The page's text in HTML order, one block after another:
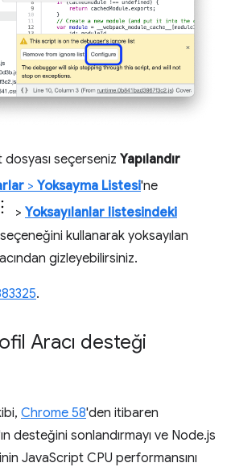
dosyası seçerseniz Yapılandır
> Yoksayma Listesi'ne
> Yoksayılanlar listesindeki
seçeneğini kullanarak yoksayılan
gizleyebilirsiniz.
.
Aracı desteği
Chrome 58'den itibaren
desteğini sonlandırmayı ve Node.js
JavaScript CPU performansını